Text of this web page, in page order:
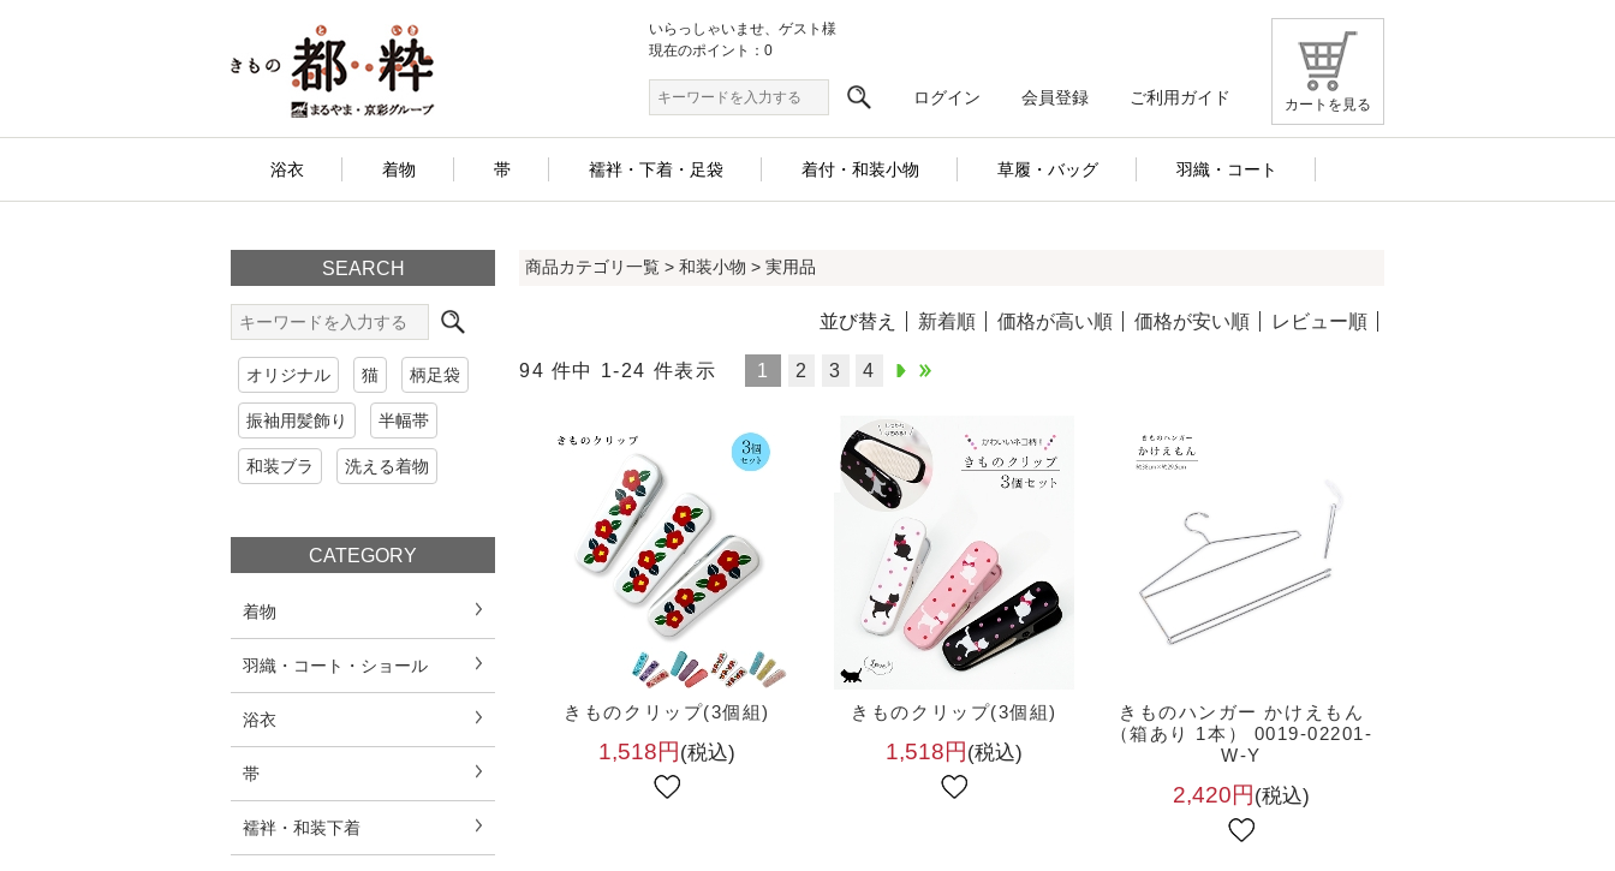
カートを見る
いらっしゃいませ、ゲスト様
現在のポイント：0
ログイン 会員登録 ご利用ガイド
浴衣 着物 帯 襦袢・下着・足袋 着付・和装小物 草履・バッグ 羽織・コート
SEARCH
オリジナル 猫 柄足袋
振袖用髪飾り 半幅帯
和装ブラ 洗える着物
CATEGORY
着物
羽織・コート・ショール
浴衣
帯
襦袢・和装下着
商品カテゴリ一覧 > 和装小物 > 実用品
並び替え 新着順 価格が高い順 価格が安い順 レビュー順
94 件中 1-24 件表示 1 2 3 4
きものクリップ(3個組)
1,518円 (税込)
きものクリップ(3個組)
1,518円 (税込)
きものハンガー かけえもん
（箱あり 1本） 0019-02201-
W-Y
2,420円 (税込)